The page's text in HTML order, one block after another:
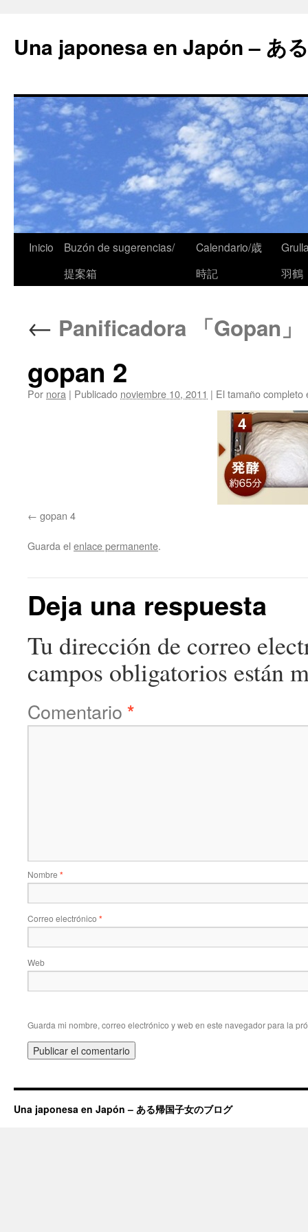
Una japonesa en Japón – あ
Inicio
Buzón de sugerencias/
提案箱
Calendario/歳
時記
羽鶴
← Panificadora 「Gopan
gopan 2
Por nora | Publicado noviembre 10, 2011 | El tamaño
gopan 4
Guarda el enlace permanente.
Deja una respuesta
Tu dirección de correo
campos obligatorios están
Comentario *
Nombre *
Correo electrónico *
Web
Guarda mi nombre, correo electrónico y web en este navegador para la
Una japonesa en Japón – ある帰国子女のブログ